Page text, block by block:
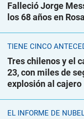
Falleció Jorge
los 68 años en
TIENE CINCO
Tres chilenos y el
23, con miles de
explosión al cajero
EL INFORME DE